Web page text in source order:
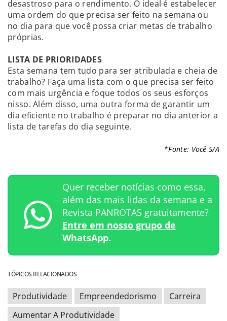
desastroso para o rendimento. O ideal é estabelecer
uma ordem do que precisa ser feito na semana ou
no dia para que você possa criar metas de trabalho
próprias.
LISTA DE PRIORIDADES
Esta semana tem tudo para ser atribulada e cheia de
trabalho? Faça uma lista com o que precisa ser feito
com mais urgência e foque todos os seus esforços
nisso. Além disso, uma outra forma de garantir um
dia eficiente no trabalho é preparar no dia anterior a
lista de tarefas do dia seguinte.
*Fonte: Você S/A
Quer receber notícias como essa,
além das mais lidas da semana e a
Revista PANROTAS gratuitamente?
Entre em nosso grupo de
WhatsApp.
TÓPICOS RELACIONADOS
Produtividade Empreendedorismo
Carreira
Aumentar A Produtividade